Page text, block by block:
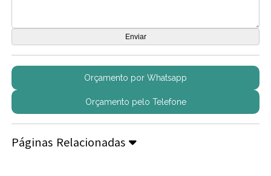
Orçamento por Whatsapp
Orçamento pelo Telefone
Páginas Relacionadas